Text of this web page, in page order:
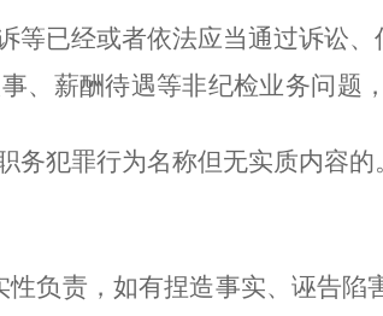
等已经或者依法应当通过诉讼
、薪酬待遇等非纪检业务问
务犯罪行为名称但无实质内容的
负责，如有捏造事实、诬告陷